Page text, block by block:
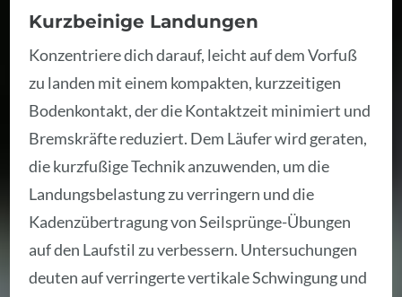
Kurzbeinige Landungen
Konzentriere dich darauf, leicht auf dem Vorfuß
zu landen mit einem kompakten, kurzzeitigen
Bodenkontakt, der die Kontaktzeit minimiert und
Bremskräfte reduziert. Dem Läufer wird geraten,
die kurzfußige Technik anzuwenden, um die
Landungsbelastung zu verringern und die
Kadenzübertragung von Seilsprünge-Übungen
auf den Laufstil zu verbessern. Untersuchungen
deuten auf verringerte vertikale Schwingung und